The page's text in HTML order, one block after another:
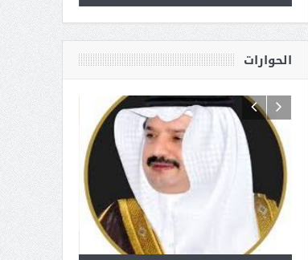
الحوارات